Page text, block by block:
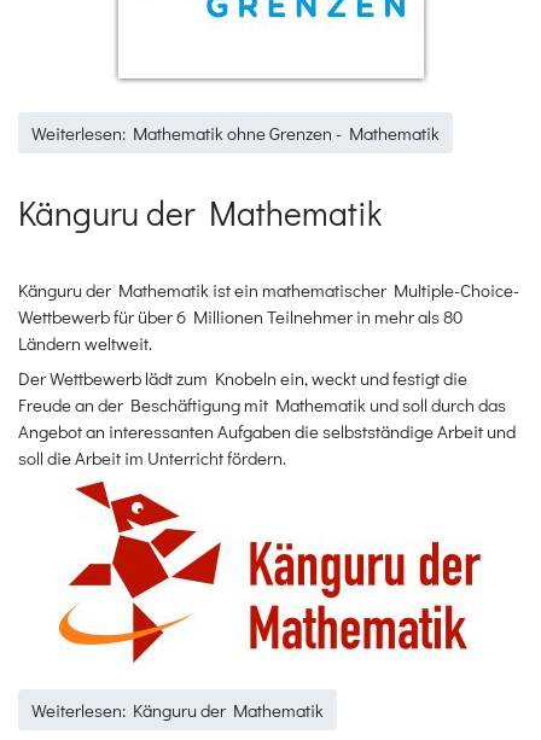
Weiterlesen: Mathematik ohne Grenzen - Mathematik
Känguru der Mathematik
Känguru der Mathematik ist ein mathematischer Multiple-Choice-
Wettbewerb für über 6 Millionen Teilnehmer in mehr als 80
Ländern weltweit.
Der Wettbewerb lädt zum Knobeln ein, weckt und festigt die
Freude an der Beschäftigung mit Mathematik und soll durch das
Angebot an interessanten Aufgaben die selbstständige Arbeit und
soll die Arbeit im Unterricht fördern.
Weiterlesen: Känguru der Mathematik